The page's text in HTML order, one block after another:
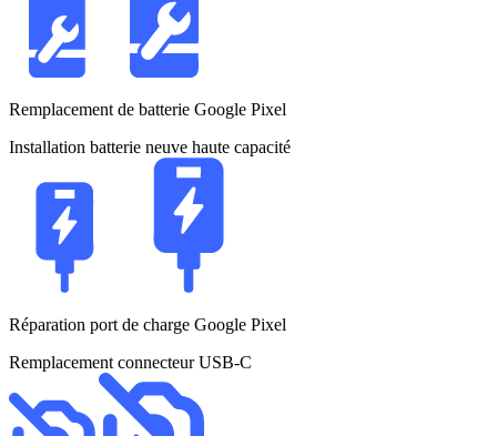
Remplacement de batterie Google Pixel
Installation batterie neuve haute capacité
Réparation port de charge Google Pixel
Remplacement connecteur USB-C